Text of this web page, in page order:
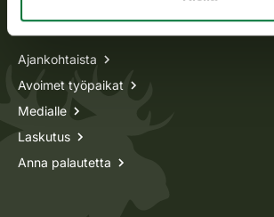
Tietoa meistä
Ajankohtaista
Avoimet työpaikat
Medialle
Laskutus
Anna palautetta